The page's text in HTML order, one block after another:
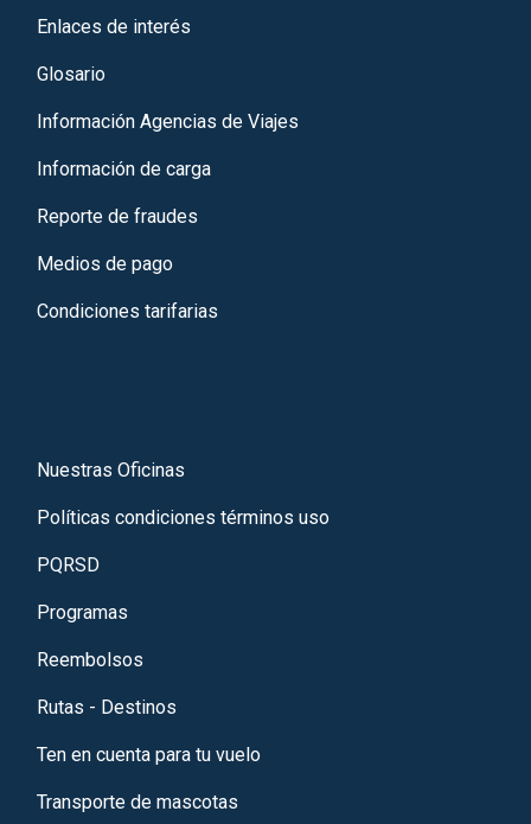
Enlaces de interés
Glosario
Información Agencias de Viajes
Información de carga
Reporte de fraudes
Medios de pago
Condiciones tarifarias
Nuestras Oficinas
Políticas condiciones términos uso
PQRSD
Programas
Reembolsos
Rutas - Destinos
Ten en cuenta para tu vuelo
Transporte de mascotas